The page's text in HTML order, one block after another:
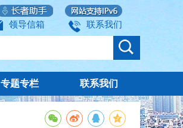
领导信箱 联系我们
专题专栏 联系我们